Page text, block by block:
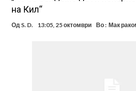
на Кил“
Од S. D. 13:05, 25 октомври Во : Мак